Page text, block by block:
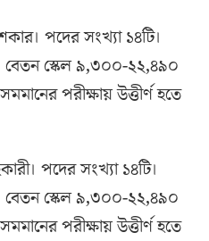
পদের সংখ্যা ১৪টি।
বেতন স্কেল ৯,৩০০-২২,৪৯০
পরীক্ষায় উত্তীর্ণ হতে
পদের সংখ্যা ১৪টি।
বেতন স্কেল ৯,৩০০-২২,৪৯০
পরীক্ষায় উত্তীর্ণ হতে